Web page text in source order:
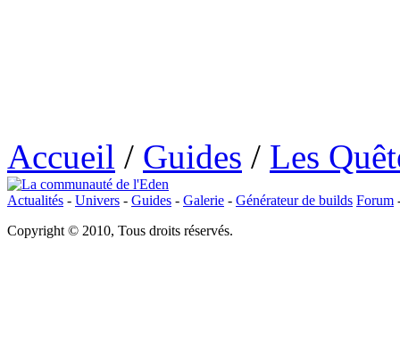
Accueil / Guides / Les
Actualités - Univers - Guides - Galerie - Générateur de builds Forum
Copyright © 2010, Tous droits réservés.